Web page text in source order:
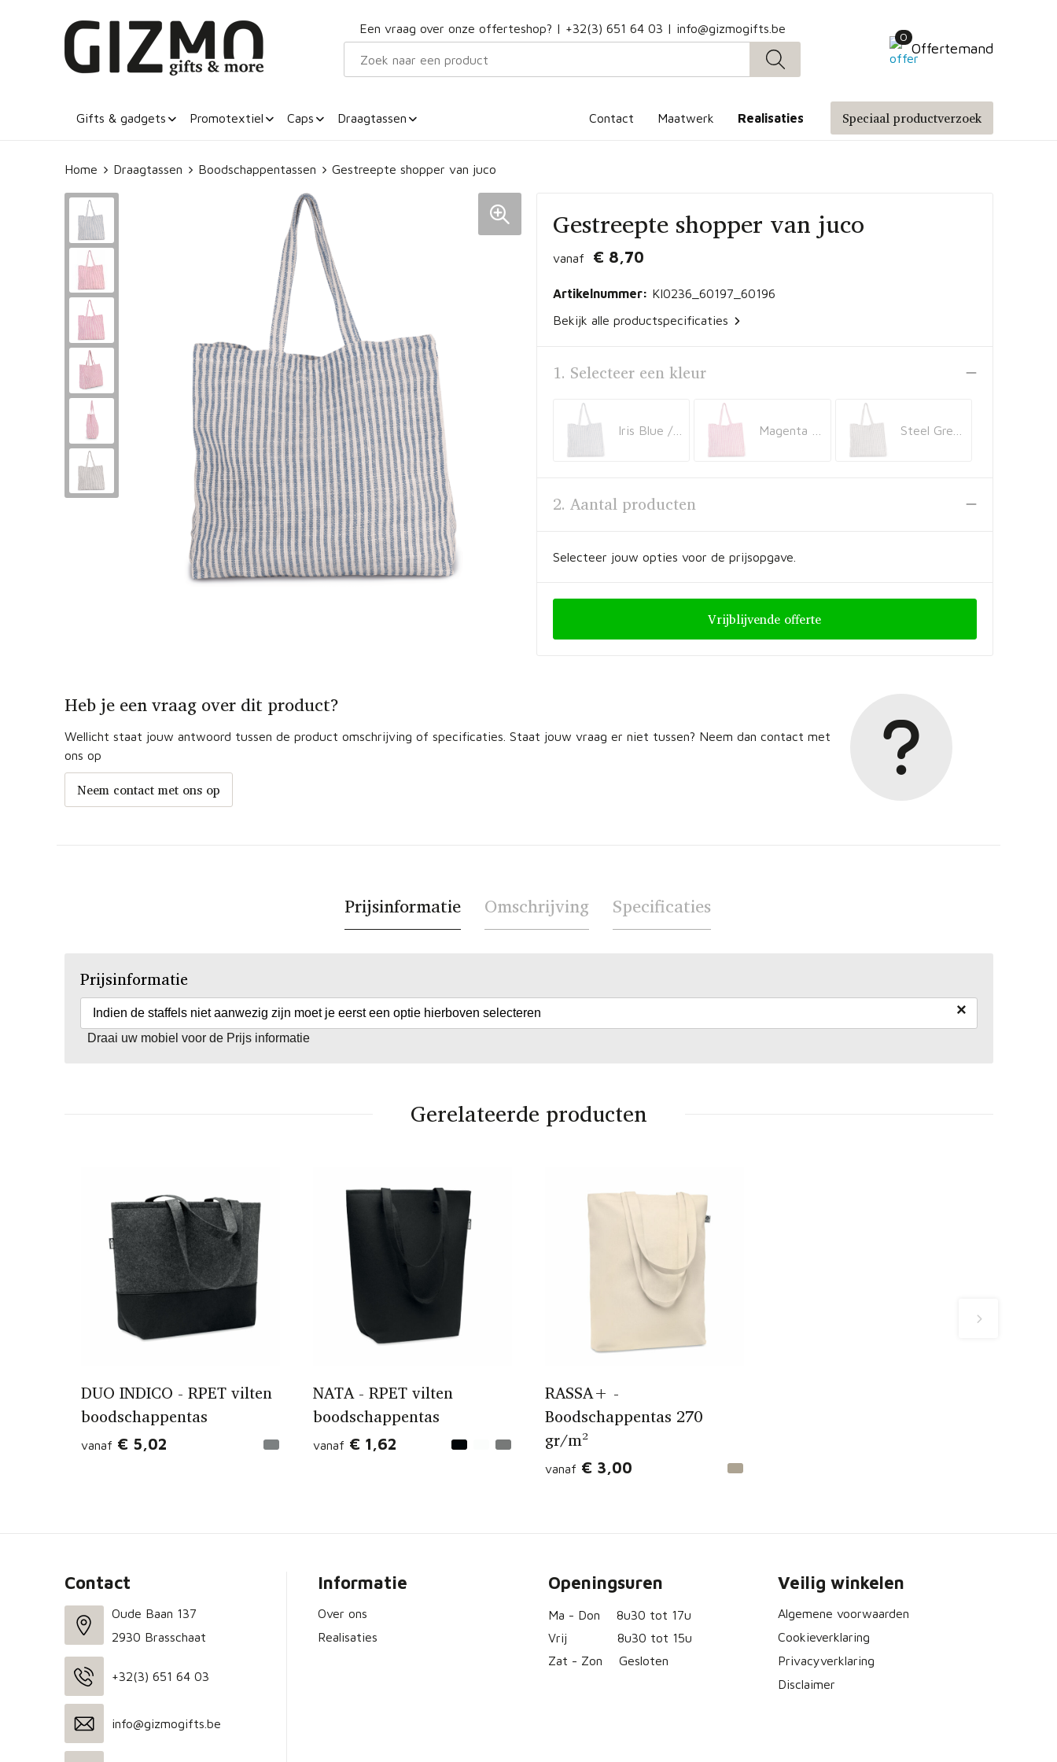
Een vraag over onze offerteshop? | +32(3) 651 64 03 | info@gizmogifts.be
0
Offertemand
Gifts & gadgets Promotextiel Caps Draagtassen Contact Maatwerk Realisaties Speciaal productverzoek
Home Draagtassen Boodschappentassen Gestreepte shopper van juco
Gestreepte shopper van juco
vanaf € 8,70
Artikelnummer: KI0236_60197_60196
Bekijk alle productspecificaties
1. Selecteer een kleur
Iris Blue / Natural Steel Grey / Natural
2. Aantal producten
Selecteer jouw opties voor de prijsopgave.
Vrijblijvende offerte
Heb je een vraag over dit product?
Wellicht staat jouw antwoord tussen de product omschrijving of specificaties. Staat jouw vraag er niet tussen? Neem dan contact met
ons op
Neem contact met ons op
Prijsinformatie Omschrijving Specificaties
Prijsinformatie
Indien de staffels niet aanwezig zijn moet je eerst een optie hierboven selecteren ×
Draai uw mobiel voor de Prijs informatie
Gerelateerde producten
DUO INDICO - RPET vilten
boodschappentas
vanaf € 5,02
NATA - RPET vilten
boodschappentas
vanaf € 1,62
RASSA+ -
Boodschappentas 270
gr/m²
vanaf € 3,00
Contact
Oude Baan 137
2930 Brasschaat
+32(3) 651 64 03
info@gizmogifts.be
Informatie
Over ons
Realisaties
Openingsuren
Ma - Don
8u30 tot 17u
Vrij
8u30 tot 15u
Zat - Zon
Gesloten
Veilig winkelen
Algemene voorwaarden
Cookieverklaring
Privacyverklaring
Disclaimer